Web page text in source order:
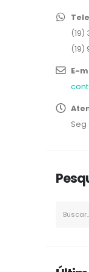
(19)
(19)
E-
Seg